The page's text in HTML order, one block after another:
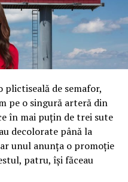
de semafor,
pe o singură arteră din
în mai puțin de trei sute
decolorate până la
unul anunța o promoție
patru, își făceau